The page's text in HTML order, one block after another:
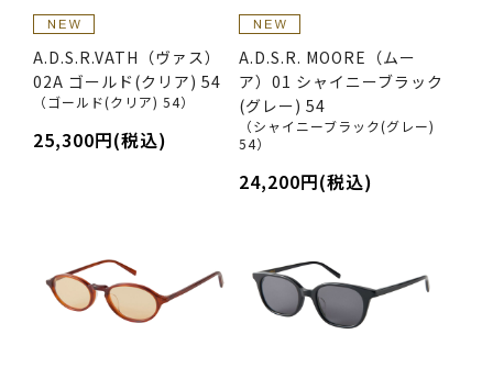
A.D.S.R.VATH（ヴァス）
02A ゴールド(クリア) 54
（ゴールド(クリア) 54）
25,300円(税込)
A.D.S.R. MOORE（ムー
ア）01 シャイニーブラック
(グレー) 54
（シャイニーブラック(グレー)
54）
24,200円(税込)